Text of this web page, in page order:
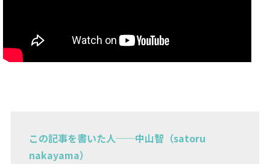
この記事を書いた人──中山智（satoru
nakayama）